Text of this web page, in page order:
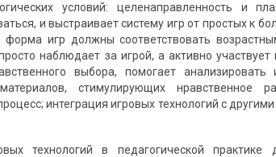
условий: целенаправленность и
и выстраивает систему игр от простых к
игр должны соответствовать
наблюдает за игрой, а активно
выбора, помогает анализировать
стимулирующих нравственное
интеграция игровых технологий с
технологий в педагогической практике